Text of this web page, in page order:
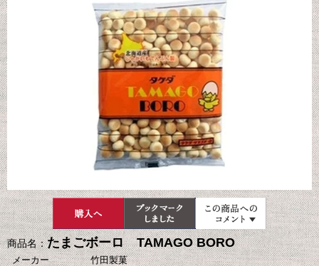
商品名：たまごボーロ TAMAGO BORO
メーカー
竹田製菓